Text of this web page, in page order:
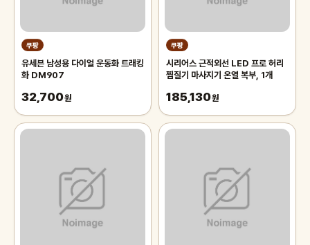
쿠팡
유세븐 남성용 다이얼 운동화 트래킹
화 DM907
32,700원
쿠팡
시리어스 근적외선 LED 프로 허리
찜질기 마사지기 온열 복부, 1개
185,130원